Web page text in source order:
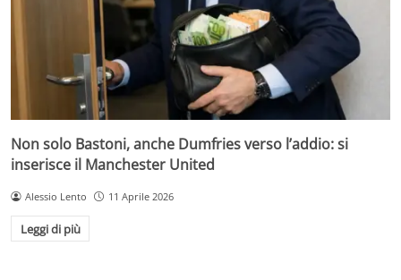
Non solo Bastoni, anche Dumfries verso l’addio: si
inserisce il Manchester United
Alessio Lento 11 Aprile 2026
Leggi di più